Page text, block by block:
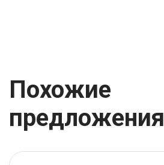
Похожие
предложения